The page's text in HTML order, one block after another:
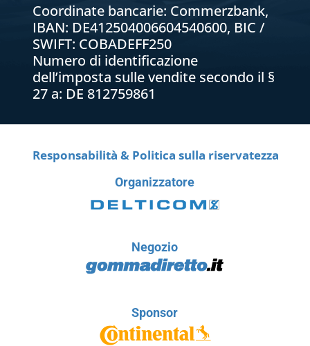
Coordinate bancarie: Commerzbank,
IBAN: DE412504006604540600, BIC /
SWIFT: COBADEFF250
Numero di identificazione
dell’imposta sulle vendite secondo il §
27 a: DE 812759861
Responsabilità & Politica sulla riservatezza
Organizzatore
Negozio
Sponsor